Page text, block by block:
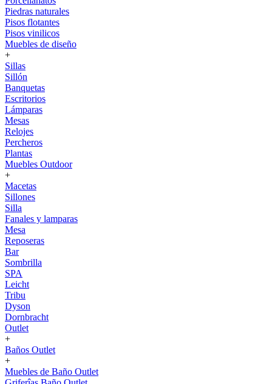
Piedras naturales
Pisos flotantes
Pisos vinilicos
Muebles de diseño
+
Sillas
Sillón
Banquetas
Escritorios
Lámparas
Mesas
Relojes
Percheros
Plantas
Muebles Outdoor
+
Macetas
Sillones
Silla
Fanales y lamparas
Mesa
Reposeras
Bar
Sombrilla
SPA
Leicht
Tribu
Dyson
Dornbracht
Outlet
+
Baños Outlet
+
Muebles de Baño Outlet